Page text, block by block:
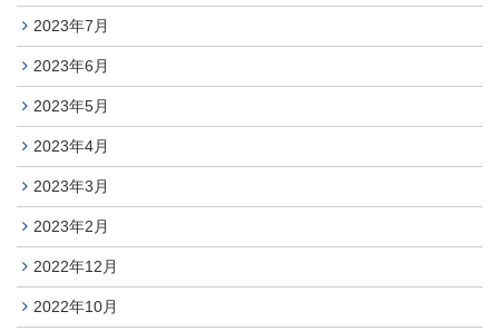
2023年7月
2023年6月
2023年5月
2023年4月
2023年3月
2023年2月
2022年12月
2022年10月